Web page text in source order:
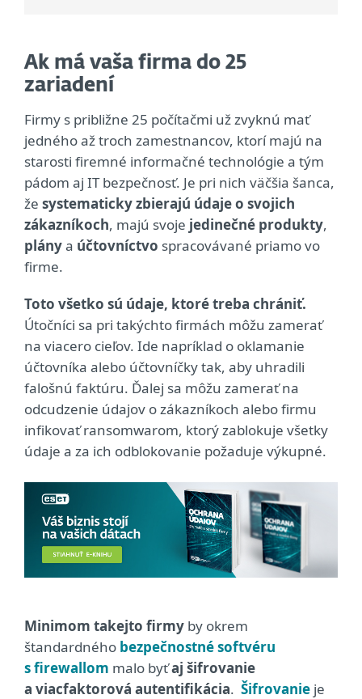
Ak má vaša firma do 25
zariadení
Firmy s približne 25 počítačmi už zvyknú mať
jedného až troch zamestnancov, ktorí majú na
starosti firemné informačné technológie a tým
pádom aj IT bezpečnosť. Je pri nich väčšia šanca,
že systematicky zbierajú údaje o svojich
zákazníkoch, majú svoje jedinečné produkty,
plánya účtovníctvo spracovávané priamo vo
firme.
Toto všetko sú údaje, ktoré treba chrániť.
Útočníci sa pri takýchto firmách môžu zamerať
na viacero cieľov. Ide napríklad o oklamanie
účtovníka alebo účtovníčky tak, aby uhradili
falošnú faktúru. Ďalej sa môžu zamerať na
odcudzenie údajov o zákazníkoch alebo firmu
infikovať ransomwarom, ktorý zablokuje všetky
údaje a za ich odblokovanie požaduje výkupné.
Minimom takejto firmy by okrem
štandardného bezpečnostné softvéru
s firewallom malo byťaj šifrovanie
a viacfaktorová autentifikácia. Šifrovanie je